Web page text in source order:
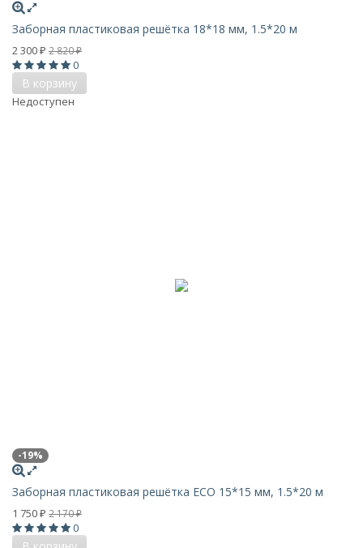
Заборная пластиковая решётка 18*18 мм, 1.5*20 м
2 300 ₽ 2 820₽
0
В корзину
Недоступен
-19%
Заборная пластиковая решётка ECO 15*15 мм, 1.5*20 м
1 750 ₽ 2 170₽
0